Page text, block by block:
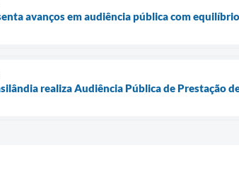
avanços em audiência pública com
realiza Audiência Pública de Prestação